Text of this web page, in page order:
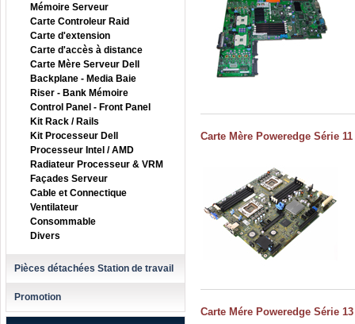
Mémoire Serveur
Carte Controleur Raid
Carte d'extension
Carte d'accès à distance
Carte Mère Serveur Dell
Backplane - Media Baie
Riser - Bank Mémoire
Control Panel - Front Panel
Kit Rack / Rails
Kit Processeur Dell
Processeur Intel / AMD
Radiateur Processeur & VRM
Façades Serveur
Cable et Connectique
Ventilateur
Consommable
Divers
Pièces détachées Station de travail
Promotion
Carte Mère Poweredge Série 11
Carte Mére Poweredge Série 13